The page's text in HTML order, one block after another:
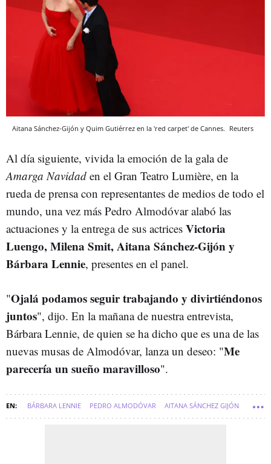
Aitana Sánchez-Gijón y Quim Gutiérrez en la 'red carpet' de Cannes. Reuters
Al día siguiente, vivida la emoción de la gala de
Amarga Navidad en el Gran Teatro Lumière, en la
rueda de prensa con representantes de medios de todo el
mundo, una vez más Pedro Almodóvar alabó las
actuaciones y la entrega de sus actrices Victoria
Luengo, Milena Smit, Aitana Sánchez-Gijón y
Bárbara Lennie, presentes en el panel.
"Ojalá podamos seguir trabajando y divirtiéndonos
juntos", dijo. En la mañana de nuestra entrevista,
Bárbara Lennie, de quien se ha dicho que es una de las
nuevas musas de Almodóvar, lanza un deseo: "Me
parecería un sueño maravilloso".
BÁRBARA LENNIE PEDRO ALMODÓVAR AITANA SÁNCHEZ GIJÓN